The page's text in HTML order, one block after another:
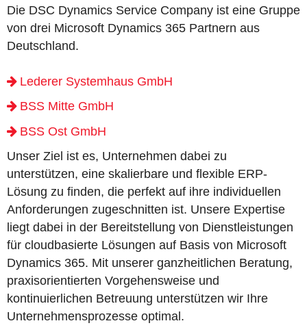
Die DSC Dynamics Service Company ist eine Gruppe
von drei Microsoft Dynamics 365 Partnern aus
Deutschland.
Lederer Systemhaus GmbH
BSS Mitte GmbH
BSS Ost GmbH
Unser Ziel ist es, Unternehmen dabei zu
unterstützen, eine skalierbare und flexible ERP-
Lösung zu finden, die perfekt auf ihre individuellen
Anforderungen zugeschnitten ist. Unsere Expertise
liegt dabei in der Bereitstellung von Dienstleistungen
für cloudbasierte Lösungen auf Basis von Microsoft
Dynamics 365. Mit unserer ganzheitlichen Beratung,
praxisorientierten Vorgehensweise und
kontinuierlichen Betreuung unterstützen wir Ihre
Unternehmensprozesse optimal.